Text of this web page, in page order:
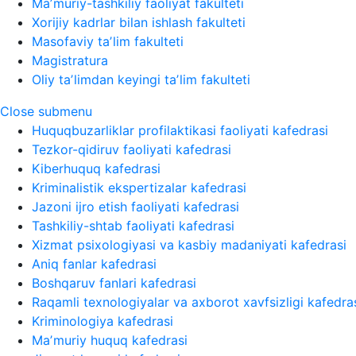
Maʼmuriy-tashkiliy faoliyat fakulteti
Xorijiy kadrlar bilan ishlash fakulteti
Masofaviy taʼlim fakulteti
Magistratura
Oliy taʼlimdan keyingi taʼlim fakulteti
Close submenu
Huquqbuzarliklar profilaktikasi faoliyati kafedrasi
Tezkor-qidiruv faoliyati kafedrasi
Kiberhuquq kafedrasi
Kriminalistik ekspertizalar kafedrasi
Jazoni ijro etish faoliyati kafedrasi
Tashkiliy-shtab faoliyati kafedrasi
Xizmat psixologiyasi va kasbiy madaniyati kafedrasi
Aniq fanlar kafedrasi
Boshqaruv fanlari kafedrasi
Raqamli texnologiyalar va axborot xavfsizligi
Kriminologiya kafedrasi
Maʼmuriy huquq kafedrasi